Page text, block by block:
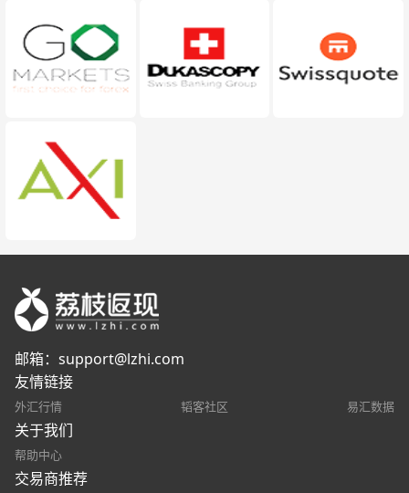
邮箱： support@lzhi.com
友情链接
外汇行情 韬客社区 易汇数据
关于我们
帮助中心
交易商推荐